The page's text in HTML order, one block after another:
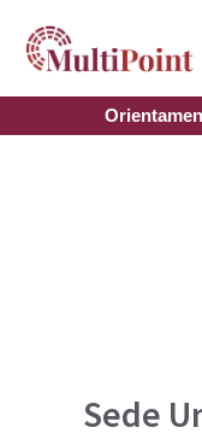
contenuto
Sede